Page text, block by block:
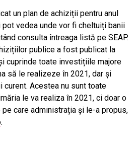
un plan de achiziții pentru anul
vedea unde vor fi cheltuiți banii
consulta întreaga listă pe SEAP.
publice a fost publicat la
cuprinde toate investițiile majore
să le realizeze în 2021, dar și
curent. Acestea nu sunt toate
le va realiza în 2021, ci doar o
care administrația și le-a propus,
.